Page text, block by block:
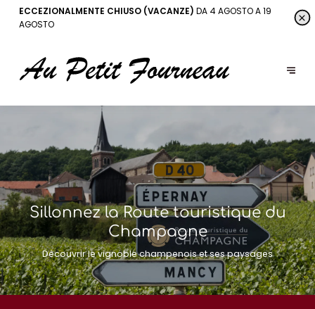
ECCEZIONALMENTE CHIUSO (VACANZE) DA 4 AGOSTO A 19
AGOSTO
Sillonnez la Route touristique du
Champagne
Découvrir le vignoble champenois et ses paysages